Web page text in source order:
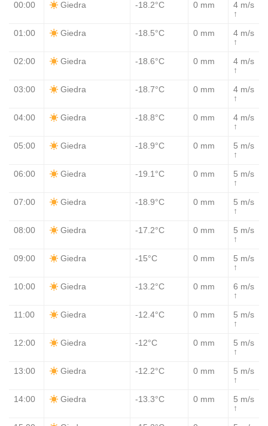
00:00 Giedra -18.2°C 0 mm
4 m/s
↑
01:00 Giedra -18.5°C 0 mm
4 m/s
↑
02:00 Giedra -18.6°C 0 mm
4 m/s
↑
03:00 Giedra -18.7°C 0 mm
4 m/s
↑
04:00 Giedra -18.8°C 0 mm
4 m/s
↑
05:00 Giedra -18.9°C 0 mm
5 m/s
↑
06:00 Giedra -19.1°C 0 mm
5 m/s
↑
07:00 Giedra -18.9°C 0 mm
5 m/s
↑
08:00 Giedra -17.2°C 0 mm
5 m/s
↑
09:00 Giedra -15°C 0 mm
5 m/s
↑
10:00 Giedra -13.2°C 0 mm
6 m/s
↑
11:00 Giedra -12.4°C 0 mm
5 m/s
↑
12:00 Giedra -12°C 0 mm
5 m/s
↑
13:00 Giedra -12.2°C 0 mm
5 m/s
↑
14:00 Giedra -13.3°C 0 mm
5 m/s
↑